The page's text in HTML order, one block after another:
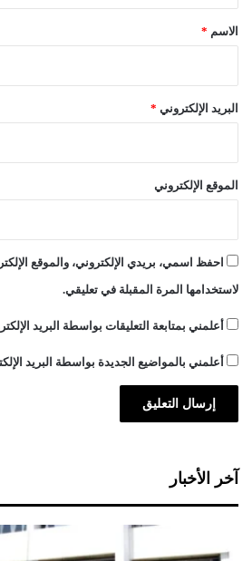
*الاسم *
البريد الإلكتروني *
الموقع الإلكتروني
احفظ اسمي، بريدي الإلكتروني، والموقع
لاستخدامها المرة المقبلة في تعليقي.
أعلمني بمتابعة التعليقات بواسطة البريد
أعلمني بالمواضيع الجديدة بواسطة البريد
آخر الأخبار